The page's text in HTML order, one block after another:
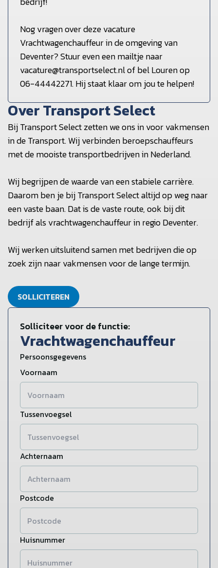
Nog vragen over deze vacature
Vrachtwagenchauffeur in de omgeving van
Deventer? Stuur even een mailtje naar
vacature@transportselect.nl of bel Louren op
06-44442271. Hij staat klaar om jou te helpen!
Over Transport Select
Bij Transport Select zetten we ons in voor vakmensen
in de Transport. Wij verbinden beroepschauffeurs
met de mooiste transportbedrijven in Nederland.
Wij begrijpen de waarde van een stabiele carrière.
Daarom ben je bij Transport Select altijd op weg naar
een vaste baan. Dat is de vaste route, ook bij dit
bedrijf als vrachtwagenchauffeur in regio Deventer.
Wij werken uitsluitend samen met bedrijven die op
zoek zijn naar vakmensen voor de lange termijn.
SOLLICITEREN
Solliciteer voor de functie:
Vrachtwagenchauffeur
Persoonsgegevens
Voornaam
Tussenvoegsel
Achternaam
Postcode
Huisnummer